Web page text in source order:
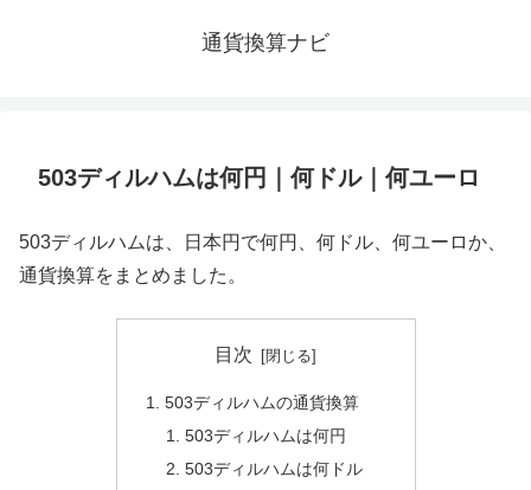
通貨換算ナビ
503ディルハムは何円｜何ドル｜何ユーロ
503ディルハムは、日本円で何円、何ドル、何ユーロか、
通貨換算をまとめました。
目次
503ディルハムの通貨換算
503ディルハムは何円
503ディルハムは何ドル